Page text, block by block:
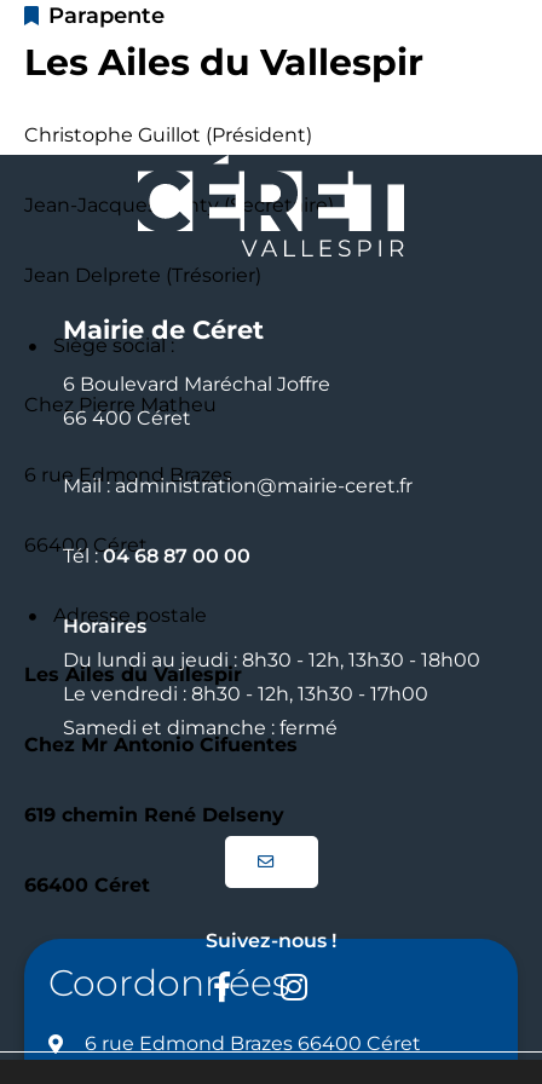
Parapente
Les Ailes du Vallespir
Christophe Guillot (Président)
Jean-Jacques Fonty (Secrétaire)
Jean Delprete (Trésorier)
Siège social :
Chez Pierre Matheu
6 rue Edmond Brazes
66400 Céret
Adresse postale
Les Ailes du Vallespir
Chez Mr Antonio Cifuentes
619 chemin René Delseny
66400 Céret
Coordonnées
6 rue Edmond Brazes 66400 Céret
Mairie de Céret
6 Boulevard Maréchal Joffre
66 400 Céret
Mail : administration@mairie-ceret.fr
Tél :04 68 87 00 00
Horaires
Du lundi au jeudi : 8h30 - 12h, 13h30 - 18h00
Le vendredi : 8h30 - 12h, 13h30 - 17h00
Samedi et dimanche : fermé
Suivez-nous !
Facebook